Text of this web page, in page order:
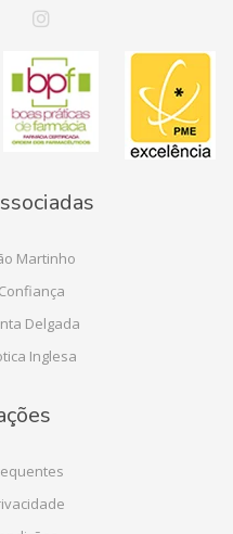
Martinho
Delgada
Inglesa